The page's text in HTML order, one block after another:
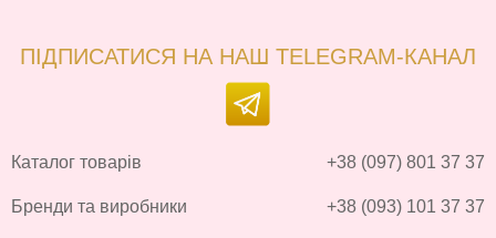
ПІДПИСАТИСЯ НА НАШ TELEGRAM-КАНАЛ
Каталог товарів
Бренди та виробники
+38 (097) 801 37 37
+38 (093) 101 37 37